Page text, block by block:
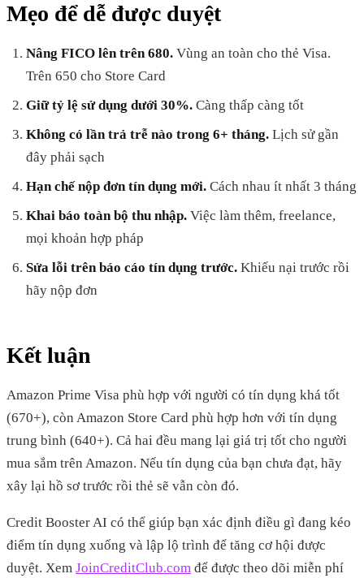
Mẹo để dễ được duyệt
Nâng FICO lên trên 680. Vùng an toàn cho thẻ Visa.
Trên 650 cho Store Card
Giữ tỷ lệ sử dụng dưới 30%. Càng thấp càng tốt
Không có lần trả trễ nào trong 6+ tháng. Lịch sử gần
đây phải sạch
Hạn chế nộp đơn tín dụng mới. Cách nhau ít nhất 3 tháng
Khai báo toàn bộ thu nhập. Việc làm thêm, freelance,
mọi khoản hợp pháp
Sửa lỗi trên báo cáo tín dụng trước. Khiếu nại trước rồi
hãy nộp đơn
Kết luận
Amazon Prime Visa phù hợp với người có tín dụng khá tốt
(670+), còn Amazon Store Card phù hợp hơn với tín dụng
trung bình (640+). Cả hai đều mang lại giá trị tốt cho người
mua sắm trên Amazon. Nếu tín dụng của bạn chưa đạt, hãy
xây lại hồ sơ trước rồi thẻ sẽ vẫn còn đó.
Credit Booster AI có thể giúp bạn xác định điều gì đang kéo
điểm tín dụng xuống và lập lộ trình để tăng cơ hội được
duyệt. Xem JoinCreditClub.com để được theo dõi miễn phí